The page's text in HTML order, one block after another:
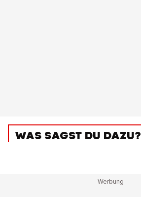
WAS SAGST DU DAZU?